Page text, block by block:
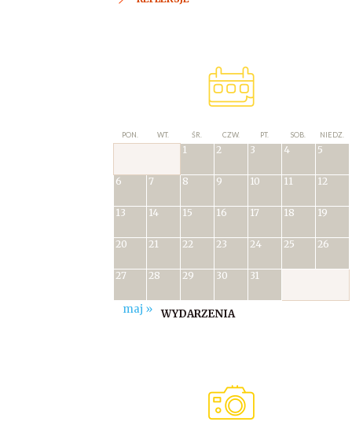
PON. WT. ŚR. CZW. PT. SOB. NIEDZ.
1 2 3 4 5
6 7 8 9 10 11 12
13 14 15 16 17 18 19
20 21 22 23 24 25 26
27 28 29 30 31
maj » WYDARZENIA